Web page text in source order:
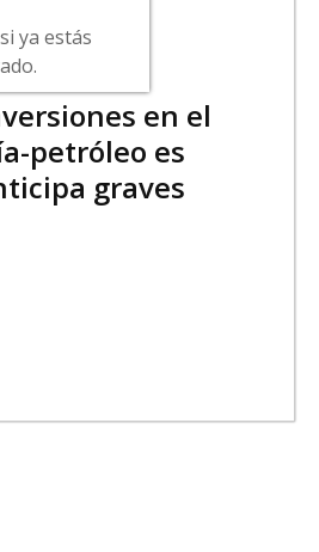
si ya estás
en el
petróleo es
graves